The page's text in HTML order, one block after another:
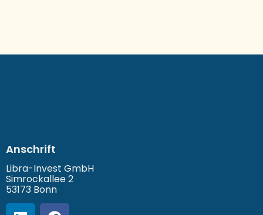
Anschrift
Libra-Invest GmbH
Simrockallee 2
53173 Bonn